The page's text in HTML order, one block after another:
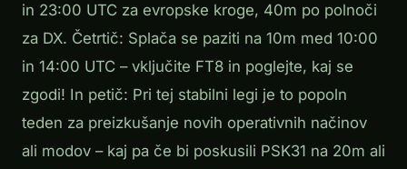
in 23:00 UTC za evropske kroge, 40m po polnoči
za DX. Četrtič: Splača se paziti na 10m med 10:00
in 14:00 UTC – vključite FT8 in poglejte, kaj se
zgodi! In petič: Pri tej stabilni legi je to popoln
teden za preizkušanje novih operativnih načinov
ali modov – kaj pa če bi poskusili PSK31 na 20m ali